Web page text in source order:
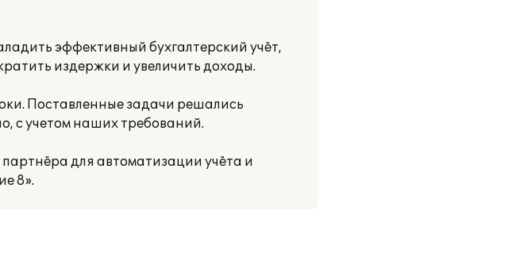
эффективный бухгалтерский учёт,
издержки и увеличить доходы.
Поставленные задачи решались
с учетом наших требований.
для автоматизации учёта и
8».